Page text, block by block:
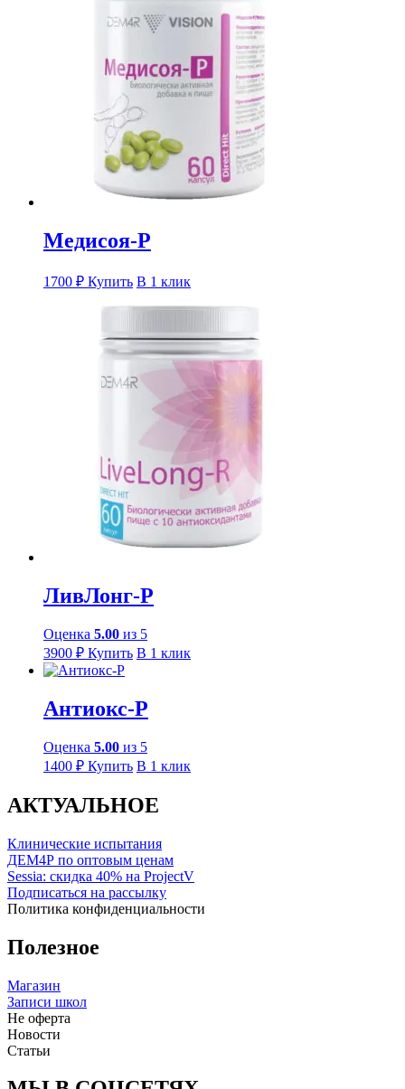
Медисоя-Р
1700 ₽ Купить В 1 клик
ЛивЛонг-Р
Оценка 5.00 из 5
3900 ₽ Купить В 1 клик
Антиокс-Р
Оценка 5.00 из 5
1400 ₽ Купить В 1 клик
АКТУАЛЬНОЕ
Клинические испытания
ДЕМ4Р по оптовым ценам
Sessia: скидка 40% на ProjectV
Подписаться на рассылку
Политика конфиденциальности
Полезное
Магазин
Записи школ
Не оферта
Новости
Статьи